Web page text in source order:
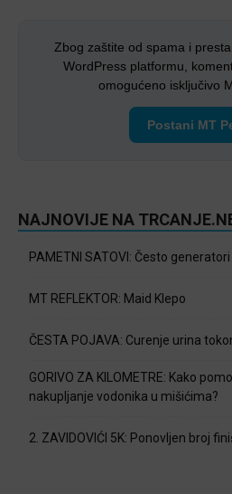
Zbog zaštite od spama i
WordPress platformu,
omogućeno isključivo
Postani MT
NAJNOVIJE NA
PAMETNI SATOVI: Često
MT REFLEKTOR: Maid Klepo
ČESTA POJAVA: Curenje urina
GORIVO ZA KILOMETRE: Kako
nakupljanje vodonika u mišićima?
2. ZAVIDOVIĆI 5K: Ponovljen broj